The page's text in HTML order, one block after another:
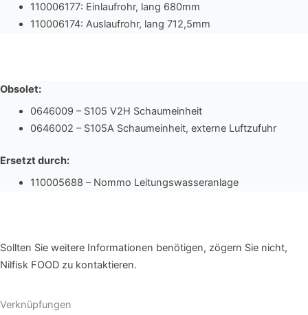
110006177: Einlaufrohr, lang 680mm
110006174: Auslaufrohr, lang 712,5mm
Obsolet:
0646009 – S105 V2H Schaumeinheit
0646002 – S105A Schaumeinheit, externe Luftzufuhr
Ersetzt durch:
110005688 – Nommo Leitungswasseranlage
Sollten Sie weitere Informationen benötigen, zögern Sie nicht,
Nilfisk FOOD zu kontaktieren.
Verknüpfungen